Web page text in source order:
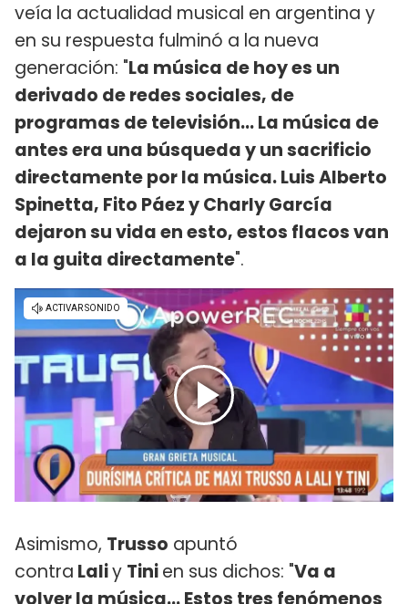
veía la actualidad musical en argentina y
en su respuesta fulminó a la nueva
generación: "La música de hoy es un
derivado de redes sociales, de
programas de televisión... La música de
antes era una búsqueda y un sacrificio
directamente por la música. Luis Alberto
Spinetta, Fito Páez y Charly García
dejaron su vida en esto, estos flacos van
a la guita directamente".
Asimismo, Trusso apuntó
contra Laliy Tinien sus dichos: "Va a
volver la música... Estos tres fenómenos